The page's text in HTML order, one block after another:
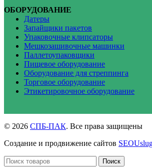
ОБОРУДОВАНИЕ
Датеры
Запайщики пакетов
Упаковочные клипсаторы
Мешкозашивочные машинки
Паллетоупаковщики
Пищевое оборудование
Оборудование для стреппинга
Торговое оборудование
Этикетировочное оборудование
© 2026 СПБ-ПАК. Все права защищены
Создание и продвижение сайтов
Поиск